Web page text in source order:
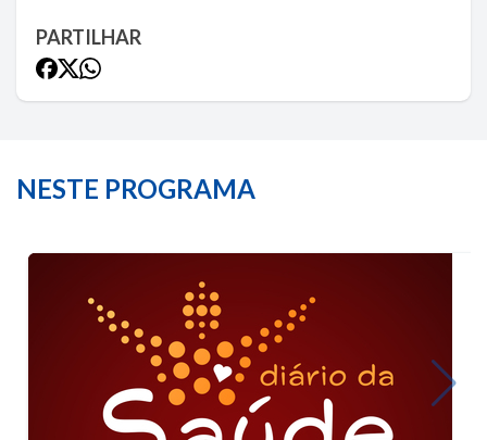
PARTILHAR
NESTE PROGRAMA